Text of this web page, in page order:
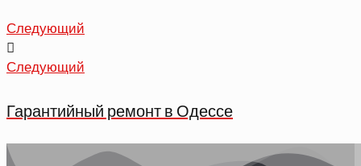
Следующий
Следующий
Гарантийный ремонт в Одессе